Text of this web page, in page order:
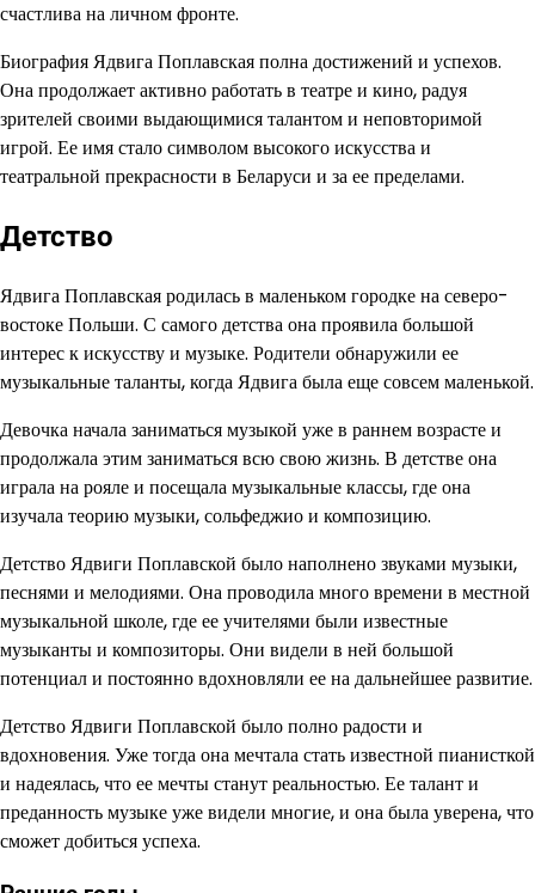
счастлива на личном фронте.
Биография Ядвига Поплавская полна достижений и успехов.
Она продолжает активно работать в театре и кино, радуя
зрителей своими выдающимися талантом и неповторимой
игрой. Ее имя стало символом высокого искусства и
театральной прекрасности в Беларуси и за ее пределами.
Детство
Ядвига Поплавская родилась в маленьком городке на северо-
востоке Польши. С самого детства она проявила большой
интерес к искусству и музыке. Родители обнаружили ее
музыкальные таланты, когда Ядвига была еще совсем маленькой.
Девочка начала заниматься музыкой уже в раннем возрасте и
продолжала этим заниматься всю свою жизнь. В детстве она
играла на рояле и посещала музыкальные классы, где она
изучала теорию музыки, сольфеджио и композицию.
Детство Ядвиги Поплавской было наполнено звуками музыки,
песнями и мелодиями. Она проводила много времени в местной
музыкальной школе, где ее учителями были известные
музыканты и композиторы. Они видели в ней большой
потенциал и постоянно вдохновляли ее на дальнейшее развитие.
Детство Ядвиги Поплавской было полно радости и
вдохновения. Уже тогда она мечтала стать известной пианисткой
и надеялась, что ее мечты станут реальностью. Ее талант и
преданность музыке уже видели многие, и она была уверена, что
сможет добиться успеха.